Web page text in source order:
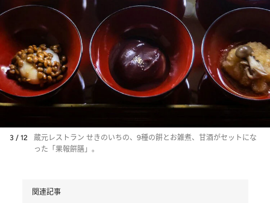
3 / 12
蔵元レストラン せきのいちの、9種の餠とお雑煮、甘酒がセットにな
った「果報餠膳」。
関連記事